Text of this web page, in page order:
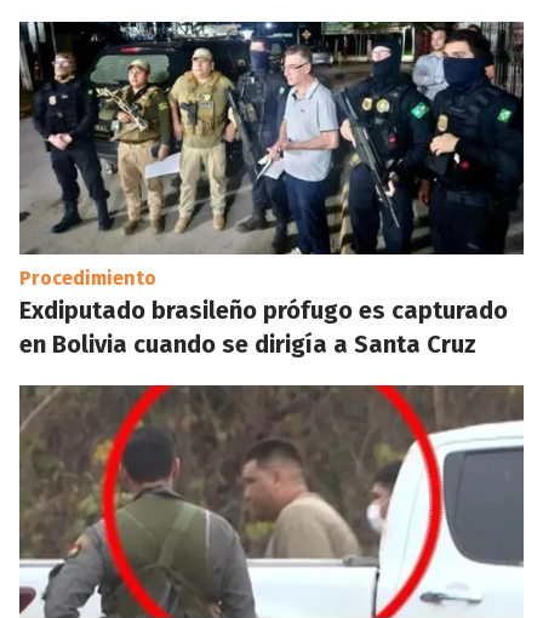
Procedimiento
Exdiputado brasileño prófugo es capturado
en Bolivia cuando se dirigía a Santa Cruz